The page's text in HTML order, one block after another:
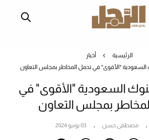
الرئيسية
أخبار
السعودية "الأقوى" في تحمل المخاطر بمجلس التعاون
السعودية "الأقوى" في
بمجلس التعاون
مصطفى حسن 03 يونيو 2024